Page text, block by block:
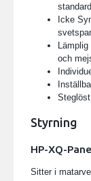
Icke
och
Styrning
HP-XQ-
Sitter i